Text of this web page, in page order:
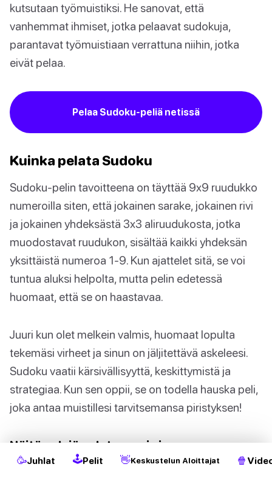
2
kutsutaan työmuistiksi. He sanovat, että
vanhemmat ihmiset, jotka pelaavat sudokuja,
parantavat työmuistiaan verrattuna niihin, jotka
eivät pelaa.
Pelaa Sudoku-peliä netissä
Kuinka pelata Sudoku
Sudoku-pelin tavoitteena on täyttää 9x9 ruudukko
numeroilla siten, että jokainen sarake, jokainen rivi
ja jokainen yhdeksästä 3x3 aliruudukosta, jotka
muodostavat ruudukon, sisältää kaikki yhdeksän
yksittäistä numeroa 1-9. Kun ajattelet sitä, se voi
tuntua aluksi helpolta, mutta pelin edetessä
huomaat, että se on haastavaa.
Juuri kun olet melkein valmis, huomaat lopulta
tekemäsi virheet ja sinun on jäljitettävä askeleesi.
Sudoku vaatii kärsivällisyyttä, keskittymistä ja
strategiaa. Kun sen oppii, se on todella hauska peli,
joka antaa muistillesi tarvitsemansa piristyksen!
Näitä pelejä pelatessasi sinun on
muistettava, että jokainen suorittamasi
🥳Juhlat 🕹Pelit 👋Keskustelun Aloittajat 🍿